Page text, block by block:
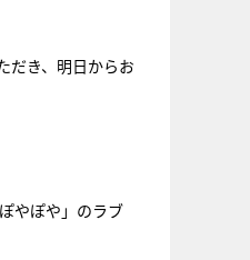
だき、明日からお
やぽや」のラブ